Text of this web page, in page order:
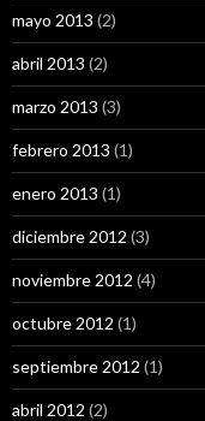
mayo 2013 (2)
abril 2013 (2)
marzo 2013 (3)
febrero 2013 (1)
enero 2013 (1)
diciembre 2012 (3)
noviembre 2012 (4)
octubre 2012 (1)
septiembre 2012 (1)
abril 2012 (2)